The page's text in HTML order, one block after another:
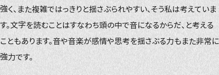
強く、また複雑ではっきりと揺さぶられやすい、そう私は考えていま
す。文字を読むことはすなわち頭の中で音になるからだ、と考える
こともあります。音や音楽が感情や思考を揺さぶる力もまた非常に
強力です。